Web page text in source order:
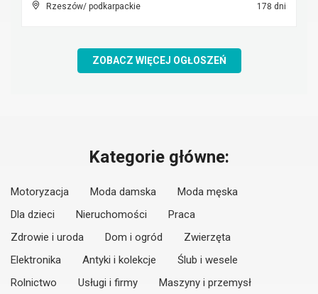
Rzeszów/ podkarpackie 178 dni
ZOBACZ WIĘCEJ OGŁOSZEŃ
Kategorie główne:
Motoryzacja Moda damska
Moda męska
Dla dzieci
Nieruchomości
Praca
Zdrowie i uroda
Dom i ogród
Zwierzęta
Elektronika
Antyki i kolekcje
Ślub i wesele
Rolnictwo
Usługi i firmy
Maszyny i przemysł